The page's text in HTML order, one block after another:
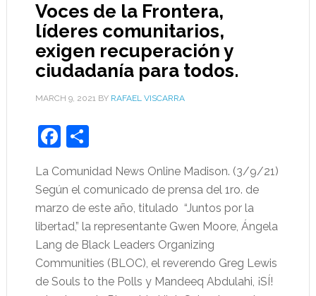
Voces de la Frontera,
líderes comunitarios,
exigen recuperación y
ciudadanía para todos.
MARCH 9, 2021BY RAFAEL VISCARRA
Facebook
Share
La Comunidad News Online Madison. (3/9/21)
Según el comunicado de prensa del 1ro. de
marzo de este año, titulado “Juntos por la
libertad,” la representante Gwen Moore, Ángela
Lang de Black Leaders Organizing
Communities (BLOC), el reverendo Greg Lewis
de Souls to the Polls y Mandeeq Abdulahi, ¡SÍ!